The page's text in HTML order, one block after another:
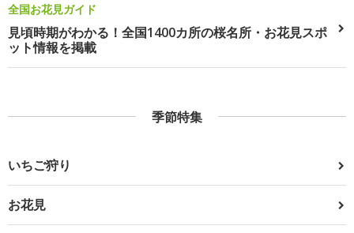
全国お花見ガイド
見頃時期がわかる！全国1400カ所の桜名所・お花見スポ
ット情報を掲載
季節特集
いちご狩り
お花見